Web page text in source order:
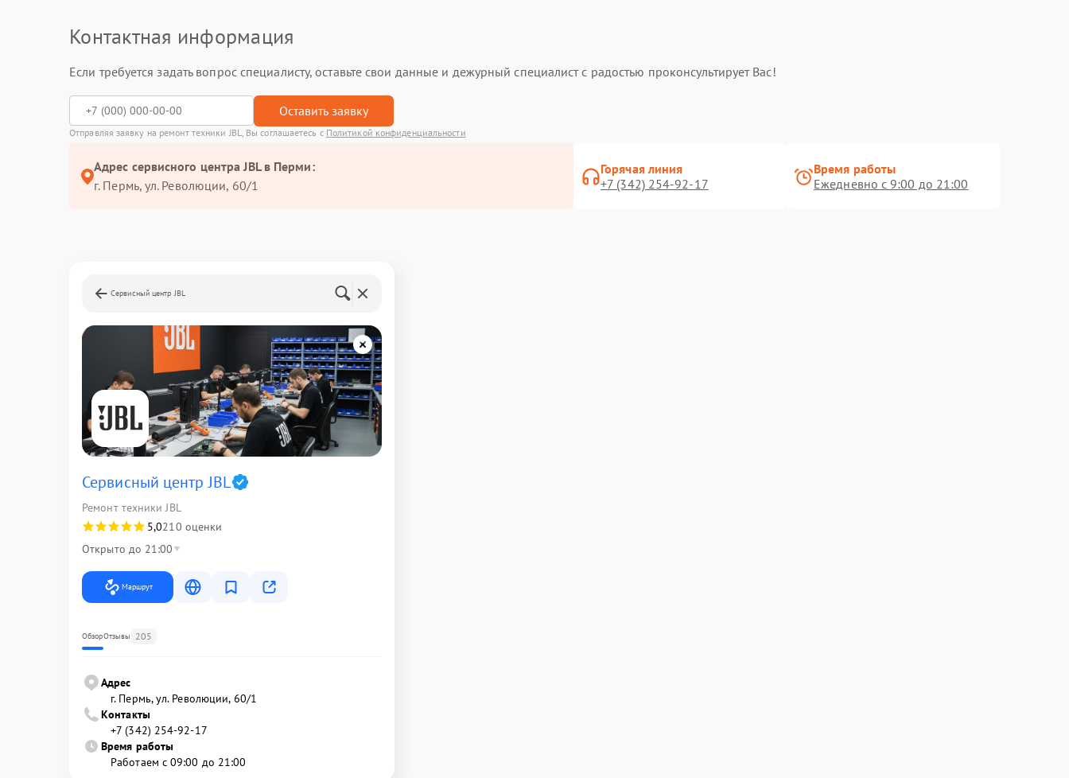
Контактная информация
Если требуется задать вопрос специалисту, оставьте свои данные и дежурный специалист с радостью проконсультирует Вас!
Оставить заявку
Отправляя заявку на ремонт техники JBL, Вы соглашаетесь с Политикой конфиденциальности
Адрес сервисного центра JBL в Перми:
г. Пермь, ул. ​Революции, 60/1
Горячая линия
+7 (342) 254-92-17
Время работы
Ежедневно с 9:00 до 21:00
Сервисный центр JBL
Сервисный центр JBL
Ремонт техники JBL
5,0210 оценки
Открыто до 21:00
Маршрут
ОбзорОтзывы 205
Адрес
г. Пермь, ул. ​Революции, 60/1
Контакты
+7 (342) 254-92-17
Время работы
Работаем с 09:00 до 21:00